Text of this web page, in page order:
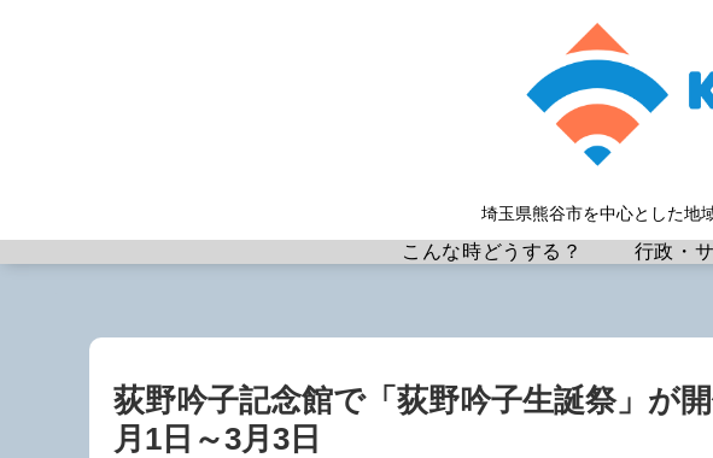
埼玉県熊谷市を中心とした地
こんな時どうする？ 行政・
荻野吟子記念館で「荻野吟子生誕祭」が
月1日～3月3日